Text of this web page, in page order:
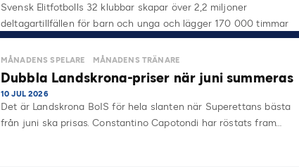
Svensk Elitfotbolls 32 klubbar skapar över 2,2 miljoner
deltagartillfällen för barn och unga och lägger 170 000 timmar
på…
MÅNADENS SPELARE MÅNADENS TRÄNARE
Dubbla Landskrona-priser när juni summeras
10 JUL 2026
Det är Landskrona BoIS för hela slanten när Superettans bästa
från juni ska prisas. Constantino Capotondi har röstats fram…